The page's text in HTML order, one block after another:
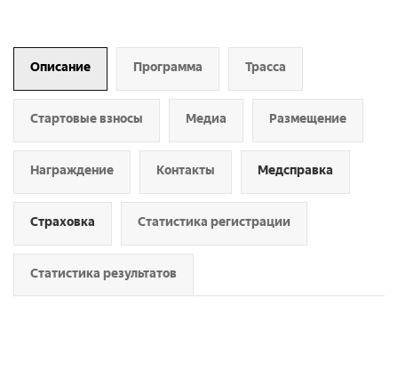
Описание Программа Трасса
Стартовые взносы Медиа Размещение
Награждение Контакты Медсправка
Страховка Статистика регистрации
Статистика результатов